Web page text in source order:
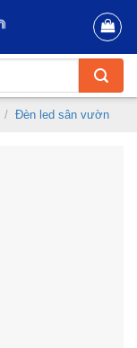
/ Đèn led sân vườn